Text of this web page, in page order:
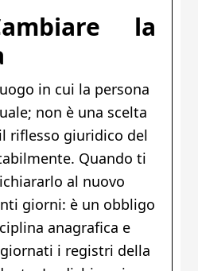
la
in cui la persona
non è una scelta
riflesso giuridico del
Quando ti
al nuovo
giorni: è un obbligo
anagrafica e
i registri della